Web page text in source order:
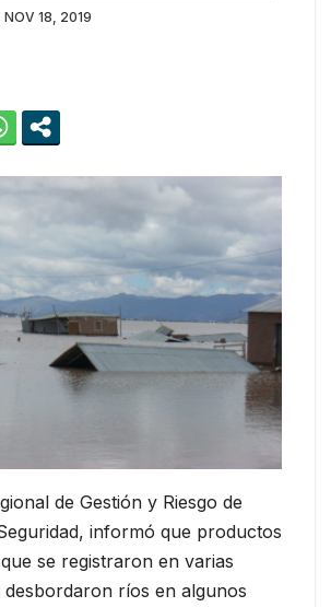
NOV 18, 2019
de Gestión y Riesgo de
informó que productos
se registraron en varias
desbordaron ríos en algunos